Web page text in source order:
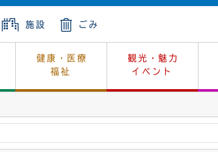
施設 ごみ
健康・医療
福祉
観光・魅力
イベント
上下水道
消費生活
生涯学習
幼稚園一覧
休日当番医
健所
レジャー・スポーツ
じめよう、ハマライフ
土地
環境対策
市長の部屋
選挙